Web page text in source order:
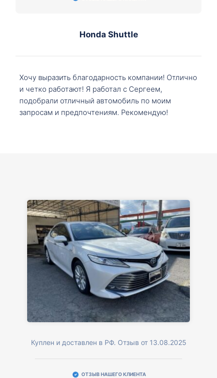
Honda Shuttle
Хочу выразить благодарность компании! Отлично
и четко работают! Я работал с Сергеем,
подобрали отличный автомобиль по моим
запросам и предпочтениям. Рекомендую!
Куплен и доставлен в РФ. Отзыв от 13.08.2025
ОТЗЫВ НАШЕГО КЛИЕНТА